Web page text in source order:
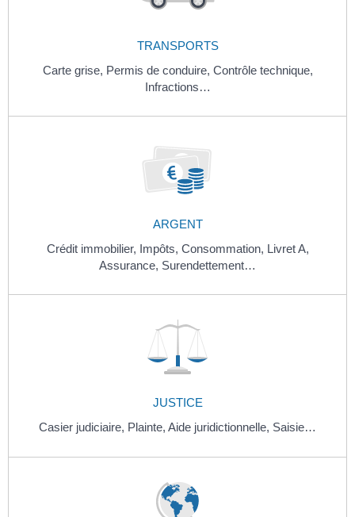
TRANSPORTS
Carte grise, Permis de conduire, Contrôle technique,
Infractions…
ARGENT
Crédit immobilier, Impôts, Consommation, Livret A,
Assurance, Surendettement…
JUSTICE
Casier judiciaire, Plainte, Aide juridictionnelle, Saisie…